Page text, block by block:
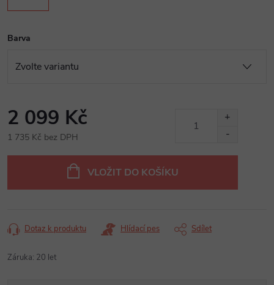
Barva
2 099 Kč
1 735 Kč bez DPH
VLOŽIT DO KOŠÍKU
Dotaz k produktu Hlídací pes Sdílet
Záruka: 20 let